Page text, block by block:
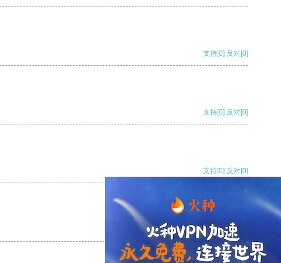
支持[0] 反对[0]
支持[0] 反对[0]
支持[0] 反对[0]
支持[0] 反对